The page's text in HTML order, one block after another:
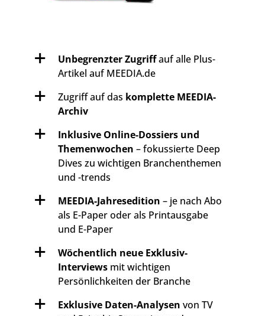
Unbegrenzter Zugriffauf alle Plus-
Artikel auf MEEDIA.de
Zugriff auf das komplette MEEDIA-
Archiv
Inklusive Online-Dossiers und
Themenwochen – fokussierte Deep
Dives zu wichtigen Branchenthemen
und -trends
MEEDIA-Jahresedition – je nach Abo
als E-Paper oder als Printausgabe
und E-Paper
Wöchentlich neue Exklusiv-
Interviews mit wichtigen
Persönlichkeiten der Branche
Exklusive Daten-Analysen von TV